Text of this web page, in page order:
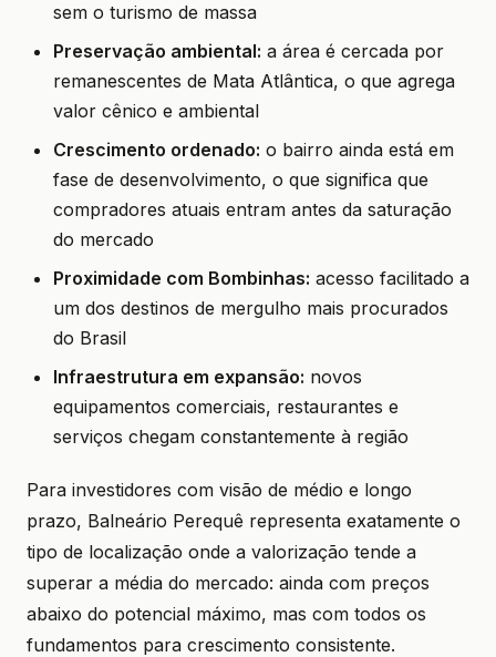
sem o turismo de massa
Preservação ambiental: a área é cercada por
remanescentes de Mata Atlântica, o que agrega
valor cênico e ambiental
Crescimento ordenado: o bairro ainda está em
fase de desenvolvimento, o que significa que
compradores atuais entram antes da saturação
do mercado
Proximidade com Bombinhas: acesso facilitado a
um dos destinos de mergulho mais procurados
do Brasil
Infraestrutura em expansão: novos
equipamentos comerciais, restaurantes e
serviços chegam constantemente à região
Para investidores com visão de médio e longo
prazo, Balneário Perequê representa exatamente o
tipo de localização onde a valorização tende a
superar a média do mercado: ainda com preços
abaixo do potencial máximo, mas com todos os
fundamentos para crescimento consistente.